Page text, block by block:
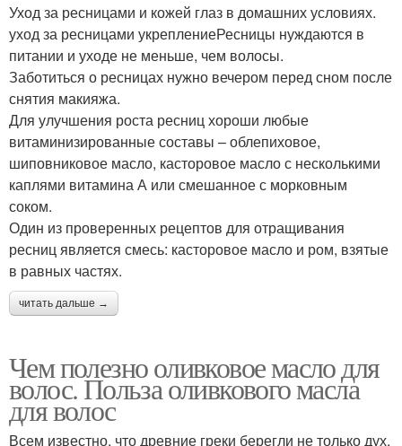
Уход за ресницами и кожей глаз в домашних условиях.
уход за ресницами укреплениеРесницы нуждаются в
питании и уходе не меньше, чем волосы.
Заботиться о ресницах нужно вечером перед сном после
снятия макияжа.
Для улучшения роста ресниц хороши любые
витаминизированные составы – облепиховое,
шиповниковое масло, касторовое масло с несколькими
каплями витамина А или смешанное с морковным
соком.
Один из проверенных рецептов для отращивания
ресниц является смесь: касторовое масло и ром, взятые
в равных частях.
читать дальше →
Чем полезно оливковое масло для
волос. Польза оливкового масла
для волос
Всем известно, что древние греки берегли не только дух,